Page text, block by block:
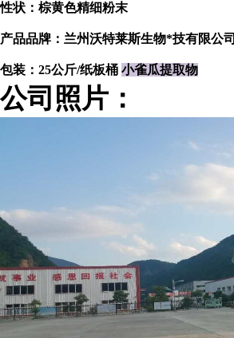
性状：棕黄色精细粉末
产品品牌：兰州沃特莱斯生物*技有限公司
包装：25公斤/纸板桶 小雀瓜提取物
公司照片：